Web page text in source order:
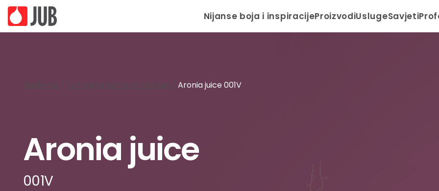
Nijanse boja i inspiracijeProizvodiUslugeSavjeti
Naslovna / Ton karta Home of Colours / Aronia juice 001V
Aronia juice
001V